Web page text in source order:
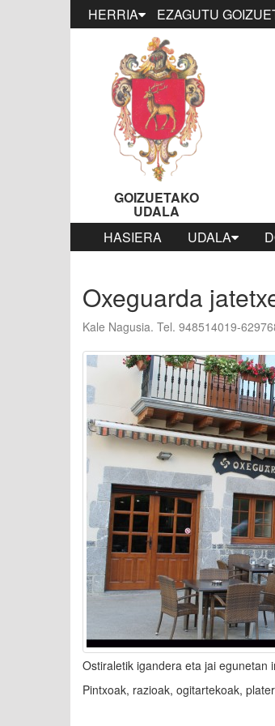
HERRIA EZAGUTU
GOIZUETAKO
UDALA
HASIERA
UDALA
Oxeguarda
Kale Nagusia. Tel. 948514019-
Ostiraletik igandera eta jai egunetan
Pintxoak, razioak, ogitartekoak,